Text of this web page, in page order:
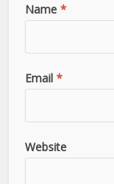
Name *
Email *
Website